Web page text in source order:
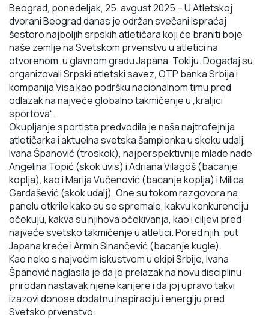
Beograd, ponedeljak, 25. avgust 2025 –U Atletskoj
dvorani Beograd danas je održan svečaniispraćaj
šestoro najboljih srpskih atletičara koji će braniti boje
naše zemlje na Svetskom prvenstvu u atletici na
otvorenom, u glavnom gradu Japana, Tokiju. Događaj su
organizovaliSrpski atletski savez, OTP banka Srbija i
kompanija Visa kao podršku nacionalnom timu pred
odlazak na najveće globalno takmičenje u „kraljici
sportova“.
Okupljanje sportista predvodila je naša najtrofejnija
atletičarka i aktuelna svetska šampionka u skoku udalj,
IvanaŠpanović (troskok), najperspektivnije mlade nade
Angelina Topić (skok uvis) iAdriana Vilagoš (bacanje
koplja), kao iMarija Vučenović (bacanje koplja) i Milica
Gardašević(skok udalj).One su tokom razgovora na
panelu otkrile kako su se spremale, kakvu konkurenciju
očekuju, kakva su njihova očekivanja, kao i ciljevi pred
najveće svetsko takmičenje u atletici. Pored njih, put
Japana kreće iArmin Sinančević (bacanje kugle).
Kao neko s najvećim iskustvom u ekipi Srbije, Ivana
Španović naglasila je da je prelazak na novu disciplinu
prirodan nastavak njene karijere i da joj upravo takvi
izazovi donose dodatnu inspiraciju i energiju pred
Svetsko prvenstvo: